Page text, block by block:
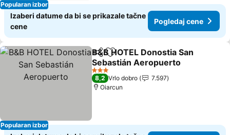
Popularan izbor
Izaberi datume da bi se prikazale tačne
cene
Pogledaj cene
Popularan izbor
Deli Dodati u favorite
B&B HOTEL Donostia San
Sebastián Aeropuerto
Pogledaj cene
3 Zvezdice
8,2 Vrlo dobro
7.597
Oiarcun